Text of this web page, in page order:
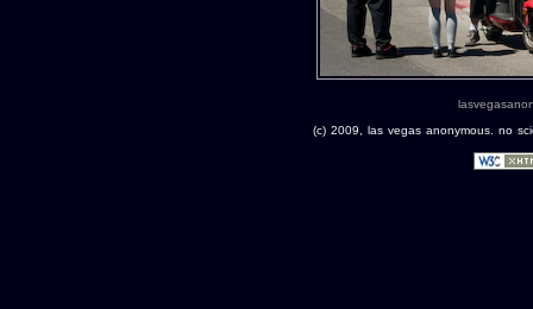
(c) 2009, las vegas anonymous. no